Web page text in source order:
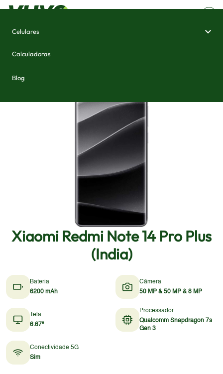
Celulares
Calculadoras
Blog
Xiaomi Redmi Note 14 Pro Plus (India)
Xiaomi Redmi Note 14 Pro Plus
(India)
Bateria
6200 mAh
Câmera
50 MP & 50 MP & 8 MP
Tela
6.67"
Processador
Qualcomm Snapdragon 7s
Gen 3
Conectividade 5G
Sim